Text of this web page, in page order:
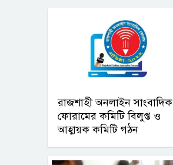
রাজশাহী অনলাইন সাংবাদিক
ফোরামের কমিটি বিলুপ্ত ও
আহ্বায়ক কমিটি গঠন